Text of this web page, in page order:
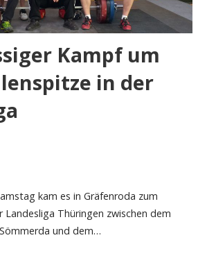
Kampf um
in der
kam es in Gräfenroda zum
Landesliga Thüringen zwischen dem
und dem…